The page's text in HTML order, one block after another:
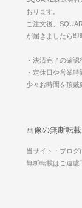
おります。
ご注文後、
が届きましたら即
・決済完了の確
・定休日や営業
少々お時間を頂戴
画像の無断転
当サイト・ブロ
無断転載はご遠慮